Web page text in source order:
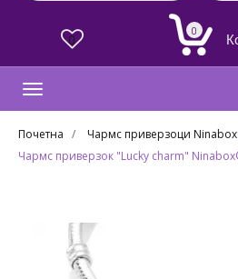
0
0
Toggle
Почетна
Чармс приверзоци
Чармс приверзок "Lucky charm"